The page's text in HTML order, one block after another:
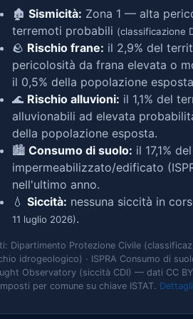
🏚️ Sismicità: Zona 1 — alta
terremoti probabili (classificazione
🪨 Rischio frane: il 2,9% del
pericolosità da frana elevata o
il 0,5% della popolazione
🌊 Rischio alluvioni: il 1,1% del
alluvionabili ad elevata
della popolazione esposta.
🏙️ Consumo di suolo: il 17,1%
impermeabilizzato/edificato
nell'ultimo anno.
💧 Siccità: nessuna siccità in
11 luglio 2026).
Dipartimento Protezione Civile
idrogeologico) · ISPRA Consumo di
Observatory (siccità CDI) — dati CC
per comune su chiave ISTAT.